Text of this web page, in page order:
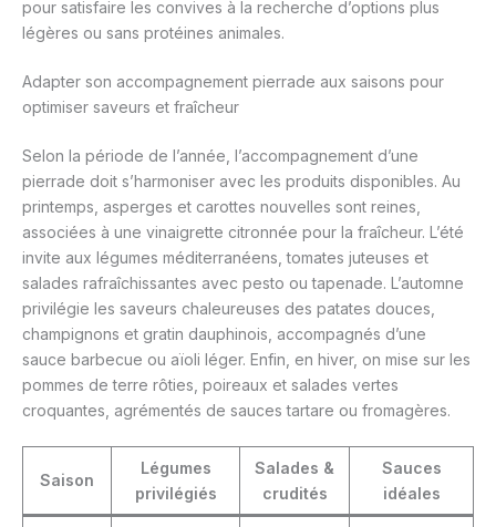
pour satisfaire les convives à la recherche d’options plus
légères ou sans protéines animales.
Adapter son accompagnement pierrade aux saisons pour
optimiser saveurs et fraîcheur
Selon la période de l’année, l’accompagnement d’une
pierrade doit s’harmoniser avec les produits disponibles. Au
printemps, asperges et carottes nouvelles sont reines,
associées à une vinaigrette citronnée pour la fraîcheur. L’été
invite aux légumes méditerranéens, tomates juteuses et
salades rafraîchissantes avec pesto ou tapenade. L’automne
privilégie les saveurs chaleureuses des patates douces,
champignons et gratin dauphinois, accompagnés d’une
sauce barbecue ou aïoli léger. Enfin, en hiver, on mise sur les
pommes de terre rôties, poireaux et salades vertes
croquantes, agrémentés de sauces tartare ou fromagères.
Saison
Légumes
privilégiés
Salades &
crudités
Sauces
idéales